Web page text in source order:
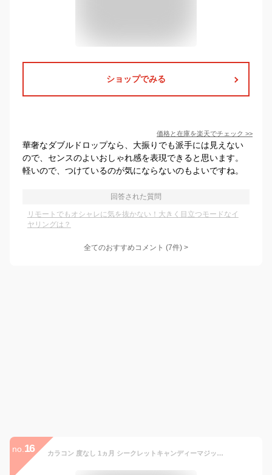
ショップでみる
価格と在庫を楽天でチェック >>
華奢なダブルドロップなら、大振りでも派手には見えない
ので、センスのよいおしゃれ感を表現できると思います。
軽いので、つけているのが気にならないのもよいですね。
回答された質問
リモートでもオシャレに気を抜かない！大きく目立つモードなイ
ヤリングは？
全てのおすすめコメント (7件) >
no. 16 カラコン 度なし 1ヵ月 シークレットキャンディーマジック 1箱1枚×2箱 板野友美 (メール便送料無料) Candy magic キャンマジ 14.5mm キャンディマジック カラーコンタクト コンタクレンズ コスプレ ともちん